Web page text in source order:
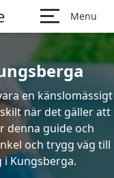
Menu
en känslomässigt
när det gäller att
denna guide och
och trygg väg till
Kungsberga.